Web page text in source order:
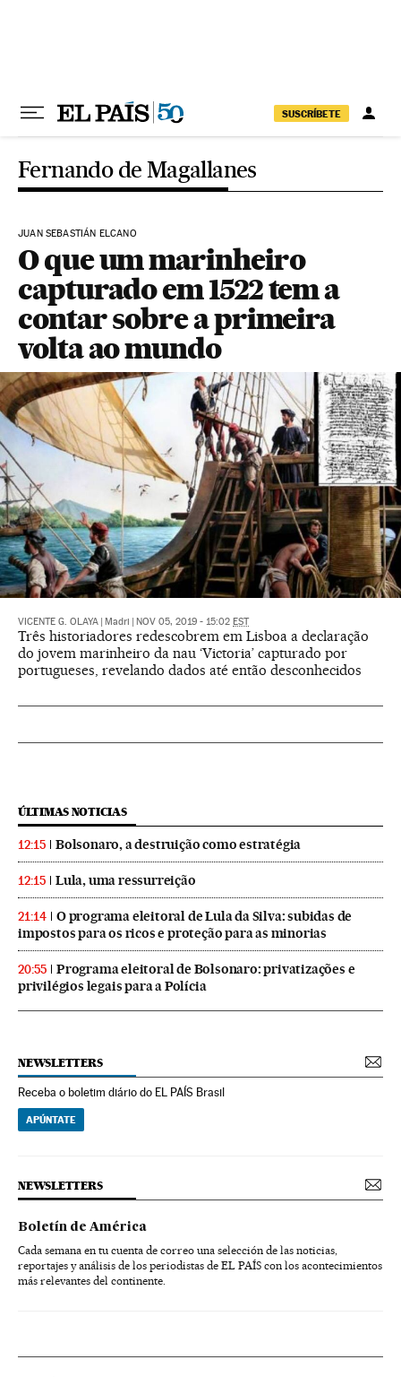
SUSCRÍBETE
Fernando de Magallanes
JUAN SEBASTIÁN ELCANO
O que um marinheiro
capturado em 1522 tem a
contar sobre a primeira
volta ao mundo
VICENTE G. OLAYA Madri NOV 05, 2019 - 15:02 EST
Três historiadores redescobrem em Lisboa a declaração
do jovem marinheiro da nau ‘Victoria’ capturado por
portugueses, revelando dados até então desconhecidos
ÚLTIMAS NOTICIAS
12:15 Bolsonaro, a destruição como estratégia
12:15 Lula, uma ressurreição
21:14
O programa eleitoral de Lula da Silva: subidas de
impostos para os ricos e proteção para as minorias
20:55
Programa eleitoral de Bolsonaro: privatizações e
privilégios legais para a Polícia
NEWSLETTERS
Receba o boletim diário do EL PAÍS Brasil
APÚNTATE
NEWSLETTERS
Boletín de América
Cada semana en tu cuenta de correo una selección de las noticias,
reportajes y análisis de los periodistas de EL PAÍS con los acontecimientos
más relevantes del continente.